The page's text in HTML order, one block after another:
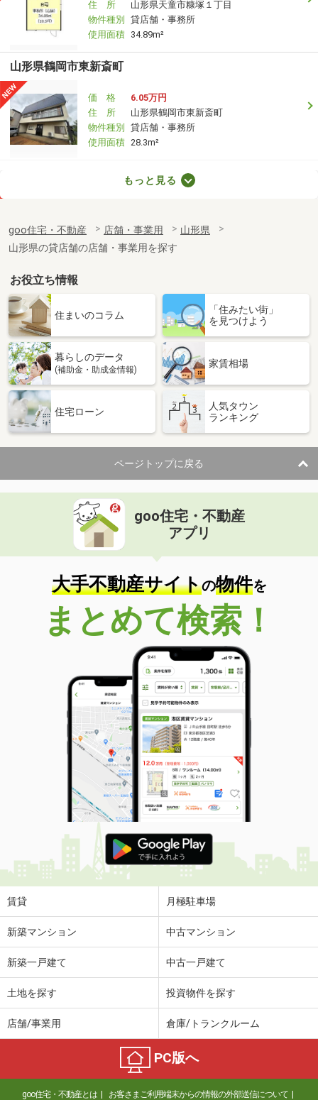
住 所
山形県天童市糠塚１丁目
物件種別
貸店舗・事務所
使用面積 34.89m²
山形県鶴岡市東新斎町
価 格
6.05万円
住 所
山形県鶴岡市東新斎町
物件種別
貸店舗・事務所
使用面積 28.3m²
山形県鶴岡市宝田３丁目
物件種別 貸駐車場
使用面積 -
山形県酒田市旭新町
価 格
0.40万円
山形県酒田市旭新町
物件種別 貸駐車場
使用面積
山形県寒河江市大字寒河江字横道
住 所
山形県寒河江市大字寒河江字横道
物件種別 貸駐車場
使用面積 -
もっと見る
goo住宅・不動産 店舗・事業用
山形県
山形県の貸店舗の店舗・事業用を探す
お役立ち情報
住まいのコラム
「住みたい街」
を見つけよう
暮らしのデータ
(補助金・助成金情報)
家賃相場
住宅ローン
人気タウン
ランキング
ページトップに戻る
goo住宅・不動産
アプリ
大手不動産サイトの物件を
まとめて検索！
賃貸 月極駐車場
新築マンション 中古マンション
新築一戸建て 中古一戸建て
土地を探す 投資物件を探す
店舗/事業用 倉庫/トランクルーム
PC版へ
goo住宅・不動産とは お客さまご利用端末からの情報の外部送信について